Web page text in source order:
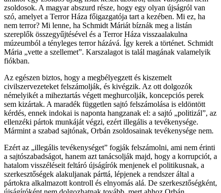
zsoldosok. A magyar abszurd része, hogy egy olyan újságról van
szó, amelyet a Terror Háza főigazgatója tart a kezében. Mi ez, ha
nem terror? Mi lenne, ha Schmidt Máriát bíznák meg a listán
szereplők összegyűjtésével és a Terror Háza visszaalakulna
múzeumból a tényleges terror házává. Így kerek a történet. Schmidt
Mária „vette a szellemet”. Karszalagot is talál magának valamelyik
fiókban.
Az egészen biztos, hogy a megbélyegzett és kiszemelt
civilszervezeteket felszámolják, és kivégzik. Az ott dolgozók
némelyikét a miheztartás végett meghurcolják, koncepciós perek
sem kizártak. A maradék független sajtó felszámolása is eldöntött
kérdés, ennek indokai is naponta hangzanak el: a sajtó „politizál”, az
ellenzéki pártok munkáját végzi, ezért illegális a tevékenysége.
Mármint a szabad sajtónak, Orbán zsoldosainak tevékenysége nem.
Ezért az „illegális tevékenységet” fogják felszámolni, ami nem érinti
a sajtószabadságot, hanem azt tanácsolják majd, hogy a korrupciót, a
hatalom visszéléseit feltáró újságírók menjenek el politikusnak, a
szerkesztőségek alakuljanak párttá, lépjenek a rendszer által a
pártokra alkalmazott kontroll és elnyomás alá. De szerkesztőségként,